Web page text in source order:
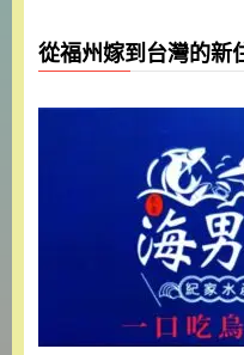
從福州嫁到台灣的新